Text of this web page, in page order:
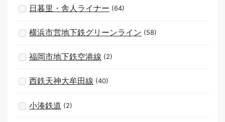
日暮里・舎人ライナー (64)
横浜市営地下鉄グリーンライン (58)
福岡市地下鉄空港線 (2)
西鉄天神大牟田線 (40)
小湊鉄道 (2)